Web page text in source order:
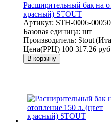
Расширительный бак на
красный) STOUT
Артикул: STH-0006-
Базовая единица: шт
Производитель: Stout
Цена(РРЦ) 100 317.26 руб.
В корзину